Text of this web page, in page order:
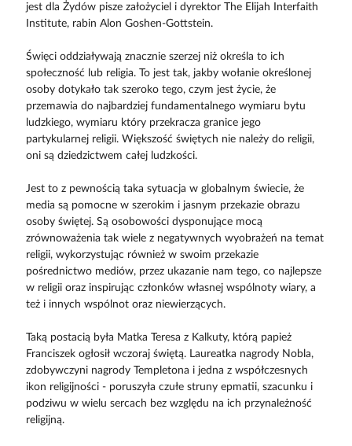
jest dla Żydów pisze założyciel i dyrektor The Elijah Interfaith
Institute, rabin Alon Goshen-Gottstein.
Święci oddziaływają znacznie szerzej niż określa to ich
społeczność lub religia. To jest tak, jakby wołanie określonej
osoby dotykało tak szeroko tego, czym jest życie, że
przemawia do najbardziej fundamentalnego wymiaru bytu
ludzkiego, wymiaru który przekracza granice jego
partykularnej religii. Większość świętych nie należy do religii,
oni są dziedzictwem całej ludzkości.
Jest to z pewnością taka sytuacja w globalnym świecie, że
media są pomocne w szerokim i jasnym przekazie obrazu
osoby świętej. Są osobowości dysponujące mocą
zrównoważenia tak wiele z negatywnych wyobrażeń na temat
religii, wykorzystując również w swoim przekazie
pośrednictwo mediów, przez ukazanie nam tego, co najlepsze
w religii oraz inspirując członków własnej wspólnoty wiary, a
też i innych wspólnot oraz niewierzących.
Taką postacią była Matka Teresa z Kalkuty, którą papież
Franciszek ogłosił wczoraj świętą. Laureatka nagrody Nobla,
zdobywczyni nagrody Templetona i jedna z współczesnych
ikon religijności - poruszyła czułe struny epmatii, szacunku i
podziwu w wielu sercach bez względu na ich przynależność
religijną.